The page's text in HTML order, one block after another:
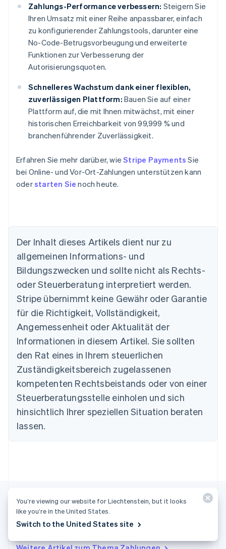
Zahlungs-Performance verbessern: Steigern Sie
Ihren Umsatz mit einer Reihe anpassbarer, einfach
zu konfigurierender Zahlungstools, darunter eine
No-Code-Betrugsvorbeugung und erweiterte
Funktionen zur Verbesserung der
Autorisierungsquoten.
Schnelleres Wachstum dank einer flexiblen,
zuverlässigen Plattform: Bauen Sie auf einer
Plattform auf, die mit Ihnen mitwächst, mit einer
historischen Erreichbarkeit von 99,999 % und
branchenführender Zuverlässigkeit.
Erfahren Sie mehr darüber, wieStripe Payments Sie
bei Online- und Vor-Ort-Zahlungen unterstützen kann
oderstarten Sie noch heute.
Der Inhalt dieses Artikels dient nur zu
allgemeinen Informations- und
Bildungszwecken und sollte nicht als Rechts-
oder Steuerberatung interpretiert werden.
Stripe übernimmt keine Gewähr oder Garantie
für die Richtigkeit, Vollständigkeit,
Angemessenheit oder Aktualität der
Informationen in diesem Artikel. Sie sollten
den Rat eines in Ihrem steuerlichen
Zuständigkeitsbereich zugelassenen
kompetenten Rechtsbeistands oder von einer
Steuerberatungsstelle einholen und sich
hinsichtlich Ihrer speziellen Situation beraten
lassen.
Weitere Artikel
Australien
English
Nederlands FrançaisDeutschEnglish
Brasilien
English
Bulgarien
English
Dänemark
Deutschland
DeutschEnglish
Estland
English
Festlandchina
简体中文
EnglishSvenska
English
Indien
English
Irland
You’re viewing our website for Liechtenstein, but it looks
like you’re in the United States.
Switch to the United States site